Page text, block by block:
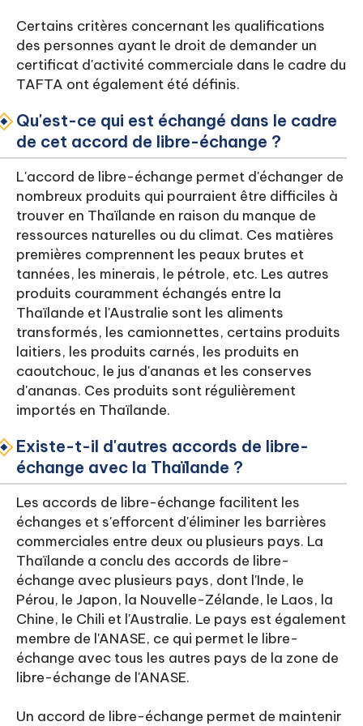
Certains critères concernant les qualifications
des personnes ayant le droit de demander un
certificat d'activité commerciale dans le cadre du
TAFTA ont également été définis.
Qu'est-ce qui est échangé dans le cadre
de cet accord de libre-échange ?
L'accord de libre-échange permet d'échanger de
nombreux produits qui pourraient être difficiles à
trouver en Thaïlande en raison du manque de
ressources naturelles ou du climat. Ces matières
premières comprennent les peaux brutes et
tannées, les minerais, le pétrole, etc. Les autres
produits couramment échangés entre la
Thaïlande et l'Australie sont les aliments
transformés, les camionnettes, certains produits
laitiers, les produits carnés, les produits en
caoutchouc, le jus d'ananas et les conserves
d'ananas. Ces produits sont régulièrement
importés en Thaïlande.
Existe-t-il d'autres accords de libre-
échange avec la Thaïlande ?
Les accords de libre-échange facilitent les
échanges et s'efforcent d'éliminer les barrières
commerciales entre deux ou plusieurs pays. La
Thaïlande a conclu des accords de libre-
échange avec plusieurs pays, dont l'Inde, le
Pérou, le Japon, la Nouvelle-Zélande, le Laos, la
Chine, le Chili et l'Australie. Le pays est également
membre de l'ANASE, ce qui permet le libre-
échange avec tous les autres pays de la zone de
libre-échange de l'ANASE.
Un accord de libre-échange permet de maintenir